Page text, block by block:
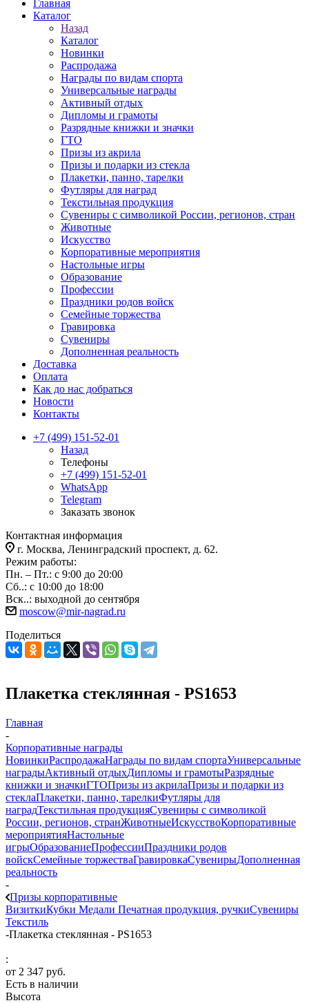
Главная
Каталог
Назад
Каталог
Новинки
Распродажа
Награды по видам спорта
Универсальные награды
Активный отдых
Дипломы и грамоты
Разрядные книжки и значки
ГТО
Призы из акрила
Призы и подарки из стекла
Плакетки, панно, тарелки
Футляры для наград
Текстильная продукция
Сувениры с символикой России, регионов, стран
Животные
Искусство
Корпоративные мероприятия
Настольные игры
Образование
Профессии
Праздники родов войск
Семейные торжества
Гравировка
Сувениры
Дополненная реальность
Доставка
Оплата
Как до нас добраться
Новости
Контакты
+7 (499) 151-52-01
Назад
Телефоны
+7 (499) 151-52-01
WhatsApp
Telegram
Заказать звонок
Контактная информация
г. Москва, Ленинградский проспект, д. 62.
Режим работы:
Пн. – Пт.: с 9:00 до 20:00
Сб..: с 10:00 до 18:00
Вск..: выходной до сентября
moscow@mir-nagrad.ru
Поделиться
Плакетка стеклянная - PS1653
Главная
-
Корпоративные награды
НовинкиРаспродажаНаграды по видам спортаУниверсальные
наградыАктивный отдыхДипломы и грамотыРазрядные
книжки и значкиГТОПризы из акрилаПризы и подарки из
стеклаПлакетки, панно, тарелкиФутляры для
наградТекстильная продукцияСувениры с символикой
России, регионов, странЖивотныеИскусствоКорпоративные
мероприятияНастольные
игрыОбразованиеПрофессииПраздники родов
войскСемейные торжестваГравировкаСувенирыДополненная
реальность
-
Призы корпоративные
ВизиткиКубки Медали Печатная продукция, ручкиСувениры
Текстиль
-Плакетка стеклянная - PS1653
:
от 2 347 руб.
Есть в наличии
Высота